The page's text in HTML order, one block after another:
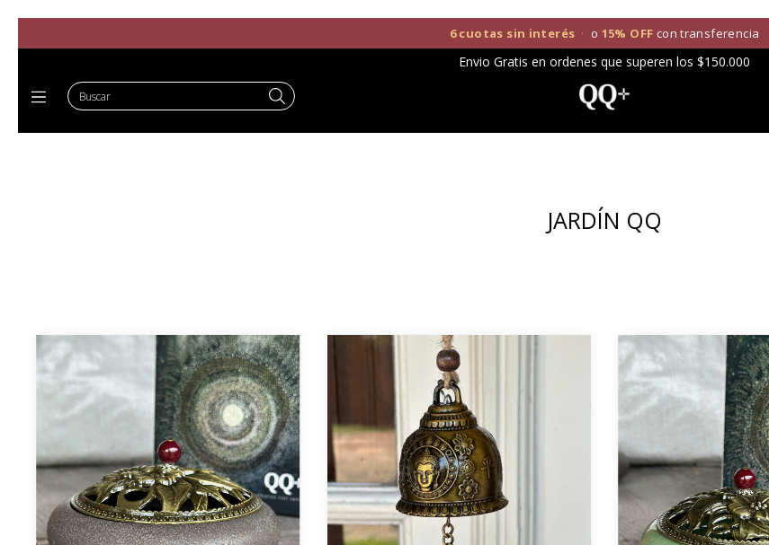
6 cuotas sin interés · o 15% OFF con transferencia
Envio Gratis en ordenes que superen los $150.000
JARDÍN QQ